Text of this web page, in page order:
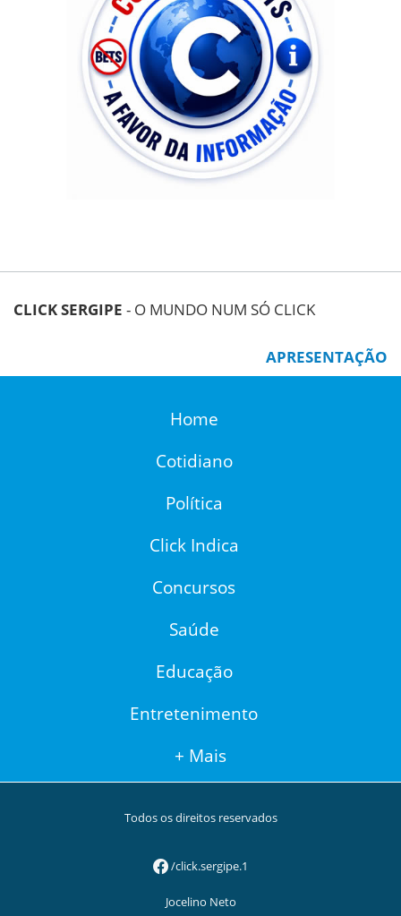
CLICK SERGIPE - O MUNDO NUM SÓ CLICK
APRESENTAÇÃO
Home
Cotidiano
Política
Click Indica
Concursos
Saúde
Educação
Entretenimento
+ Mais
Todos os direitos reservados
/click.sergipe.1
Jocelino Neto